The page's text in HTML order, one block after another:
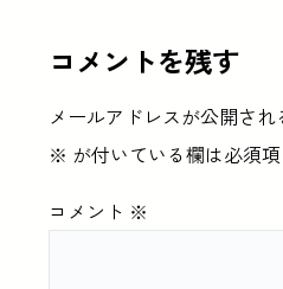
コメントを残す
メールアドレスが公開され
※ が付いている欄は必須
コメント ※